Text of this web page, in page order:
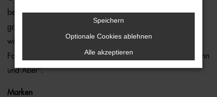
bedeutet dies, dass jedes Auto in unserer Meisterwerkstatt
gastiert und dort überprüft und ggf. repariert und gewartet
wird. Unser Credo besteht darin, dass wir nur erstklassige
Fahrzeuge auf die Straßen von Bielefeld lassen. Ohne „Wenn
und Aber“.
Marken
Speichern
Optionale Cookies ablehnen
Alle akzeptieren